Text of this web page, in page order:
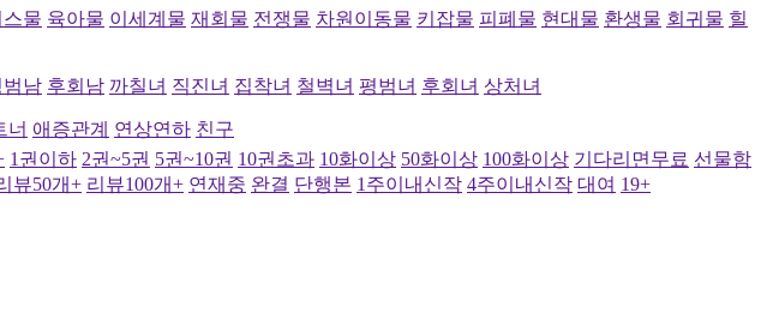
스물 육아물 이세계물 재회물 전쟁물 차원이동물 키잡물 피폐물 현대물 환생물 회귀물 힐
범남 후회남 까칠녀 직진녀 집착녀 철벽녀 평범녀 후회녀 상처녀
너 애증관계 연상연하 친구
1권이하 2권~5권 5권~10권 10권초과 10화이상 50화이상 100화이상 기다리면무료 선물함
뷰50개+ 리뷰100개+ 연재중 완결 단행본 1주이내신작 4주이내신작 대여 19+